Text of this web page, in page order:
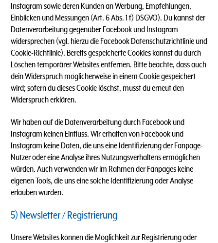
Instagram sowie deren Kunden an Werbung, Empfehlungen,
Einblicken und Messungen (Art. 6 Abs. 1 f) DSGVO). Du kannst der
Datenverarbeitung gegenüber Facebook und Instagram
widersprechen (vgl. hierzu die Facebook Datenschutzrichtlinie und
Cookie-Richtlinie). Bereits gespeicherte Cookies kannst du durch
Löschen temporärer Websites entfernen. Bitte beachte, dass auch
dein Widerspruch möglicherweise in einem Cookie gespeichert
wird; sofern du dieses Cookie löschst, musst du erneut den
Widerspruch erklären.
Wir haben auf die Datenverarbeitung durch Facebook und
Instagram keinen Einfluss. Wir erhalten von Facebook und
Instagram keine Daten, die uns eine Identifizierung der Fanpage-
Nutzer oder eine Analyse ihres Nutzungsverhaltens ermöglichen
würden. Auch verwenden wir im Rahmen der Fanpages keine
eigenen Tools, die uns eine solche Identifizierung oder Analyse
erlauben würden.
5) Newsletter / Registrierung
Unsere Websites können die Möglichkeit zur Registrierung oder